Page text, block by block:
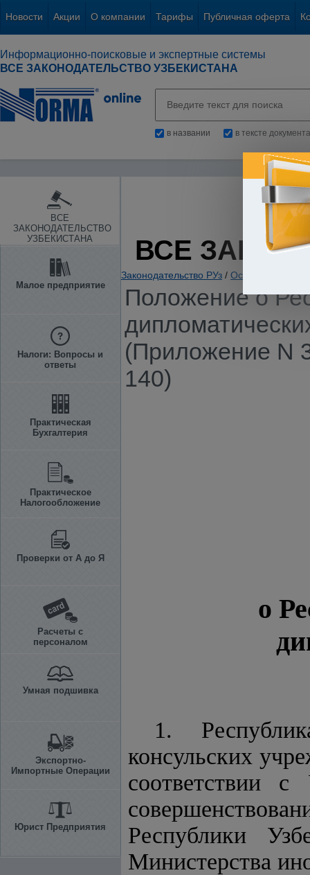
Новости Акции О компании Тарифы Публичная оферта
Информационно-поисковые и экспертные системы
ВСЕ ЗАКОНОДАТЕЛЬСТВО УЗБЕКИСТАНА
в названии в тексте документа
ВСЕ
ЗАКОНОДАТЕЛЬСТВО
УЗБЕКИСТАНА
Малое предприятие
Налоги: Вопросы и
ответы
Практическая
Бухгалтерия
Практическое
Налогообложение
Проверки от А до Я
Расчеты с
персоналом
Умная подшивка
Экспортно-
Импортные Операции
Юрист Предприятия
ВСЕ
Законодательство РУз / Основы
Положение о
(Приложение N
140)
о
1.
консульских
соответствии
Республики
Министерства